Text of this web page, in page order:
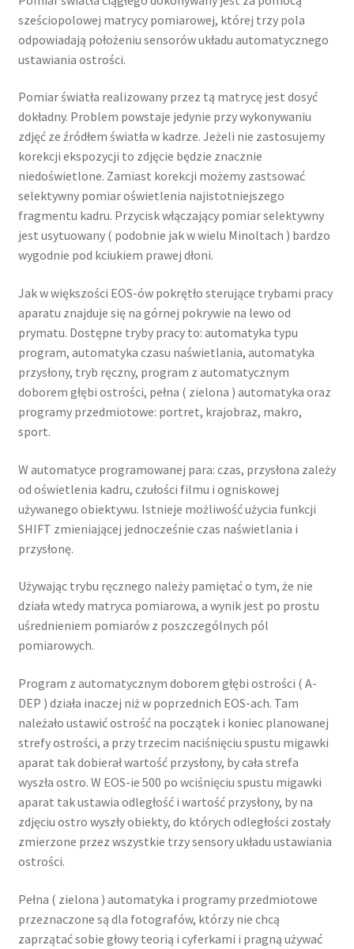
sześciopolowej matrycy pomiarowej, której trzy pola
odpowiadają położeniu sensorów układu automatycznego
ustawiania ostrości.
Pomiar światła realizowany przez tą matrycę jest dosyć
dokładny. Problem powstaje jedynie przy wykonywaniu
zdjęć ze źródłem światła w kadrze. Jeżeli nie zastosujemy
korekcji ekspozycji to zdjęcie będzie znacznie
niedoświetlone. Zamiast korekcji możemy zastsować
selektywny pomiar oświetlenia najistotniejszego
fragmentu kadru. Przycisk włączający pomiar selektywny
jest usytuowany ( podobnie jak w wielu Minoltach ) bardzo
wygodnie pod kciukiem prawej dłoni.
Jak w większości EOS-ów pokrętło sterujące trybami pracy
aparatu znajduje się na górnej pokrywie na lewo od
prymatu. Dostępne tryby pracy to: automatyka typu
program, automatyka czasu naświetlania, automatyka
przysłony, tryb ręczny, program z automatycznym
doborem głębi ostrości, pełna ( zielona ) automatyka oraz
programy przedmiotowe: portret, krajobraz, makro,
sport.
W automatyce programowanej para: czas, przysłona zależy
od oświetlenia kadru, czułości filmu i ogniskowej
używanego obiektywu. Istnieje możliwość użycia funkcji
SHIFT zmieniającej jednocześnie czas naświetlania i
przysłonę.
Używając trybu ręcznego należy pamiętać o tym, że nie
działa wtedy matryca pomiarowa, a wynik jest po prostu
uśrednieniem pomiarów z poszczególnych pól
pomiarowych.
Program z automatycznym doborem głębi ostrości ( A-
DEP ) działa inaczej niż w poprzednich EOS-ach. Tam
należało ustawić ostrość na początek i koniec planowanej
strefy ostrości, a przy trzecim naciśnięciu spustu migawki
aparat tak dobierał wartość przysłony, by cała strefa
wyszła ostro. W EOS-ie 500 po wciśnięciu spustu migawki
aparat tak ustawia odległość i wartość przysłony, by na
zdjęciu ostro wyszły obiekty, do których odległości zostały
zmierzone przez wszystkie trzy sensory układu ustawiania
ostrości.
Pełna ( zielona ) automatyka i programy przedmiotowe
przeznaczone są dla fotografów, którzy nie chcą
zaprzątać sobie głowy teorią i cyferkami i pragną używać